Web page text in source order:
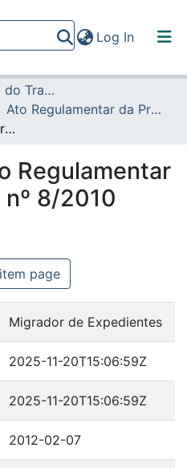
Log In(current)
Tribunal Regional do Trabalho da 16ª Região
Ato Regulamentar da Presidência
Ato Regulamentar da Presidência nº 8/2010 (15638)
Regulamentar
8/2010
page
Migrador de Expedientes
2025-11-20T15:06:59Z
2025-11-20T15:06:59Z
2012-02-07